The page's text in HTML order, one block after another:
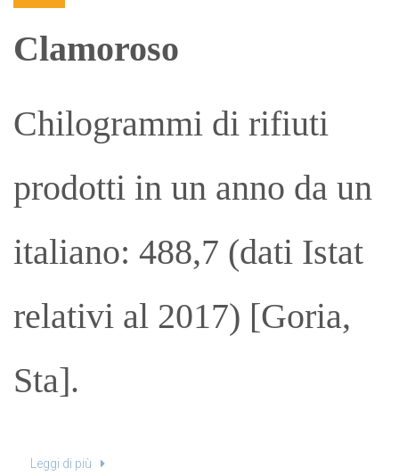
Clamoroso
Chilogrammi di rifiuti
prodotti in un anno da un
italiano: 488,7 (dati Istat
relativi al 2017) [Goria,
Sta].
Leggi di più